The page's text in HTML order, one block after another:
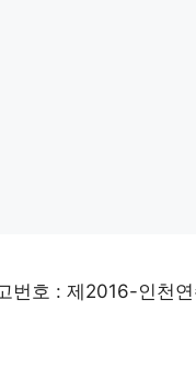
번호 : 제2016-인천